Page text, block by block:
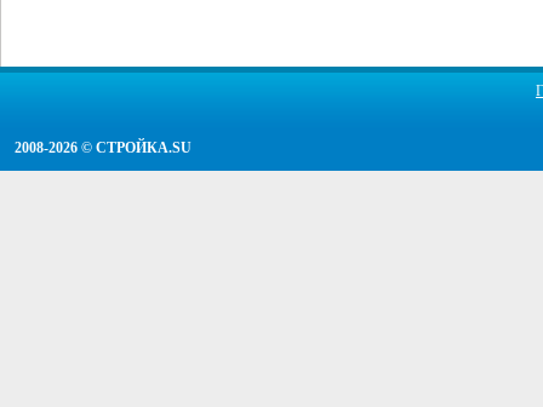
2008-2026 © СТРОЙКА.SU